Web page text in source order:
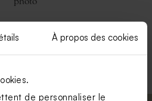
À propos des cookies
de personnaliser le